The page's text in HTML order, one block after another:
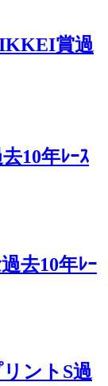
賞過
10年ﾚｰｽ
去10年ﾚｰ
ントS過